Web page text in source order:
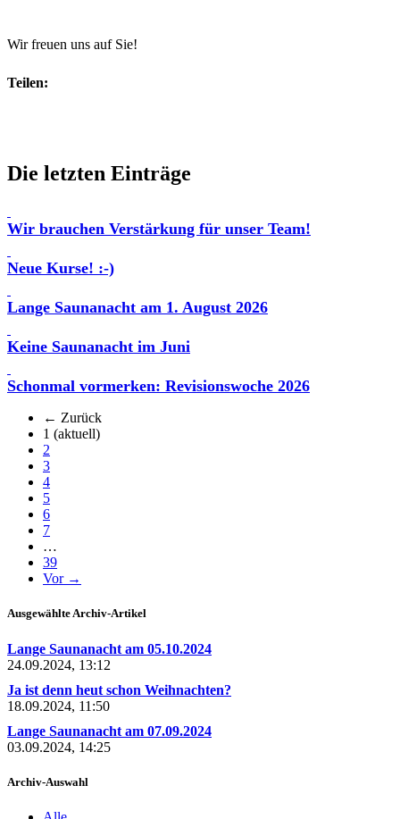
Wir freuen uns auf Sie!
Teilen:
Die letzten Einträge
Wir brauchen Verstärkung für unser Team!
Neue Kurse! :-)
Lange Saunanacht am 1. August 2026
Keine Saunanacht im Juni
Schonmal vormerken: Revisionswoche 2026
← Zurück
1 (aktuell)
2
3
4
5
6
7
…
39
Vor →
Ausgewählte Archiv-Artikel
Lange Saunanacht am 05.10.2024
24.09.2024, 13:12
Ja ist denn heut schon Weihnachten?
18.09.2024, 11:50
Lange Saunanacht am 07.09.2024
03.09.2024, 14:25
Archiv-Auswahl